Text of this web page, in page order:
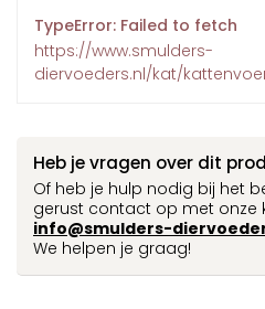
TypeError: Failed to fetch
https://www.smulders-
diervoeders.nl/kat/
Heb je vragen over dit
Of heb je hulp nodig bij het
gerust contact op met onze
info@smulders-
We helpen je graag!